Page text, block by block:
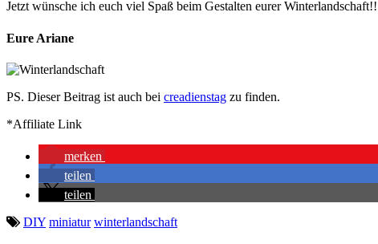
Jetzt wünsche ich euch viel Spaß beim Gestalten eurer
Eure Ariane
PS. Dieser Beitrag ist auch bei creadienstag zu finden.
*Affiliate Link
merken
teilen
teilen
DIY miniatur winterlandschaft